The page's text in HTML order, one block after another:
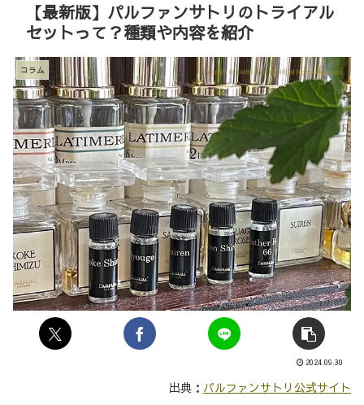
【最新版】パルファンサトリのトライアル
セットって？種類や内容を紹介
コラム
2024.09.30
出典： パルファンサトリ公式サイト